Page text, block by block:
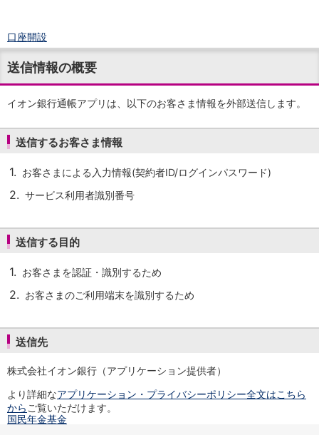
口座開設
ログイン
チャット
メニュー
商品・サービス
円預金
TOP
普通預金
定期預金
積立式定期預金
外貨預金TOP
外貨定期預金
外貨普通預金積立
投資信託TOP
証券口座開設
NISA
金銭信託
取扱商品一覧
iDeCo・国民年金基金
iDeCo（個人型確定拠出年金）
国民年金基金
送信情報の概要
イオン銀行通帳アプリは、以下のお客さま情報を外部送信します。
送信するお客さま情報
1. お客さまによる入力情報(契約者ID/ログインパスワード)
2. サービス利用者識別番号
送信する目的
1. お客さまを認証・識別するため
2. お客さまのご利用端末を識別するため
送信先
株式会社イオン銀行（アプリケーション提供者）
より詳細なアプリケーション・プライバシーポリシー全文はこちら
から ご覧いただけます。